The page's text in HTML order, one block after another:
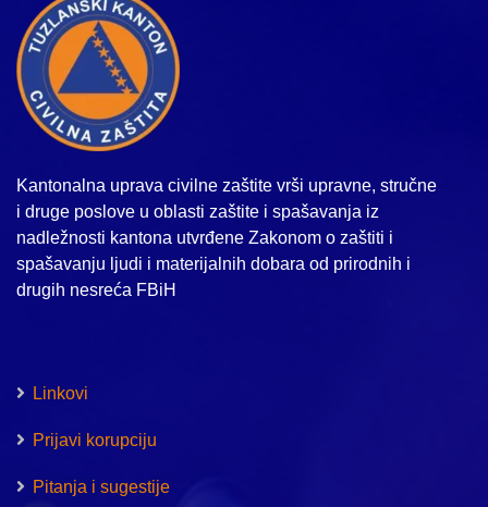
Kantonalna uprava civilne zaštite vrši upravne, stručne
i druge poslove u oblasti zaštite i spašavanja iz
nadležnosti kantona utvrđene Zakonom o zaštiti i
spašavanju ljudi i materijalnih dobara od prirodnih i
drugih nesreća FBiH
Linkovi
Prijavi korupciju
Pitanja i sugestije